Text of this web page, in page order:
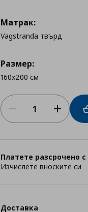
Матрак:
Vagstranda твърд
Размер:
160x200 см
Платете разсрочено
Изчислете вноските си
Доставка